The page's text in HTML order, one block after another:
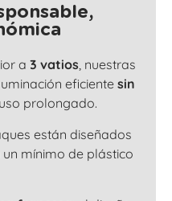
a 3 vatios , nuestras
eficiente sin
uso prolongado.
están diseñados
un mínimo de plástico